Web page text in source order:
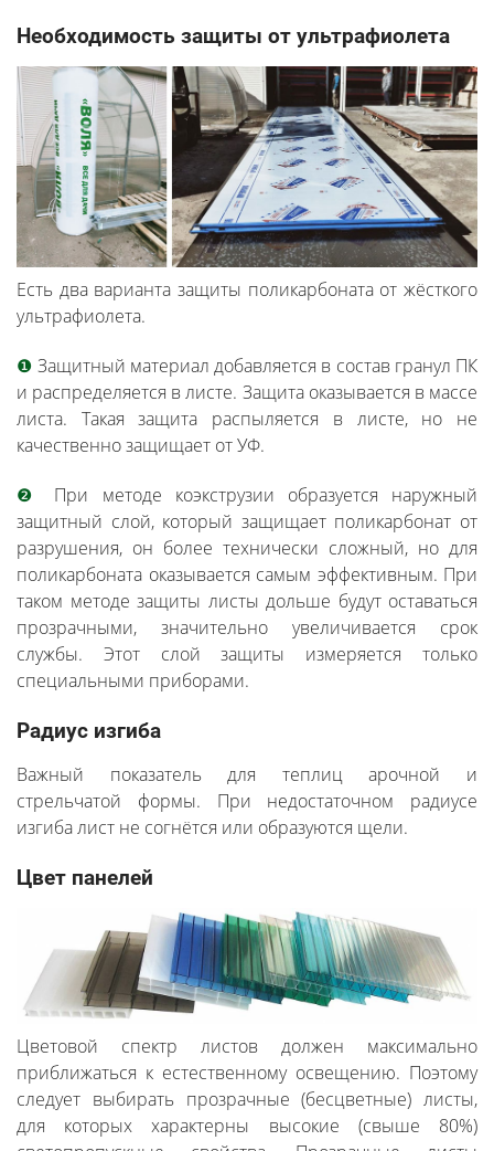
Необходимость защиты от ультрафиолета
Есть два варианта защиты поликарбоната от жёсткого
ультрафиолета.
❶ Защитный материал добавляется в состав гранул ПК
и распределяется в листе. Защита оказывается в массе
листа. Такая защита распыляется в листе, но не
качественно защищает от УФ.
❷ При методе коэкструзии образуется наружный
защитный слой, который защищает поликарбонат от
разрушения, он более технически сложный, но для
поликарбоната оказывается самым эффективным. При
таком методе защиты листы дольше будут оставаться
прозрачными, значительно увеличивается срок
службы. Этот слой защиты измеряется только
специальными приборами.
Радиус изгиба
Важный показатель для теплиц арочной и
стрельчатой формы. При недостаточном радиусе
изгиба лист не согнётся или образуются щели.
Цвет панелей
Цветовой спектр листов должен максимально
приближаться к естественному освещению. Поэтому
следует выбирать прозрачные (бесцветные) листы,
для которых характерны высокие (свыше 80%)